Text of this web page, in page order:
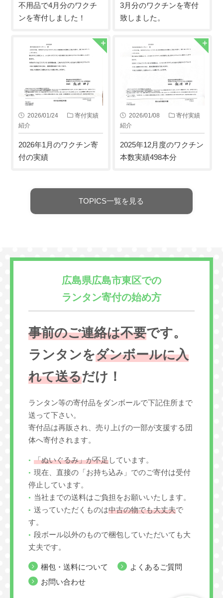
不用品で4月分のワクチ
ンを寄付しました！
3月分のワクチンを寄付
致しました。
2026/01/24
寄付実績
紹介
2026年1月のワクチン寄
付の実績
2026/01/08
寄付実績
紹介
2025年12月度のワクチン
本数実績498本分
TOPICS一覧を見る
広島県広島市東区での
ランタン寄付の始め方
事前のご連絡は不要です。
ランタンをダンボールに入
れて送るだけ！
ランタン等の寄付品をダンボールで下記住所まで
送って下さい。
寄付品は再販され、売り上げの一部が支援する団
体へ寄付されます。
「ぬいぐるみ」が不足しています。
現在、直接の「お持ち込み」でのご寄付は受付
停止しています。
当社までの送料はご負担をお願いいたします。
送っていただくものは中古の物でも大丈夫で
す。
段ボール以外のもので梱包していただいても大
丈夫です。
梱包・送料について
よくあるご質問
お問い合わせ